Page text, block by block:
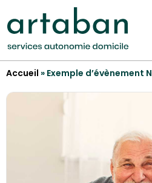
Accueil » Exemple d’évènement